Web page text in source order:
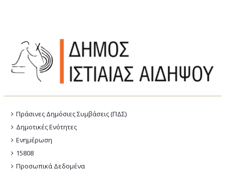
Πράσινες Δημόσιες Συμβάσεις (ΠΔΣ)
Δημοτικές Ενότητες
Ενημέρωση
15808
Προσωπικά Δεδομένα